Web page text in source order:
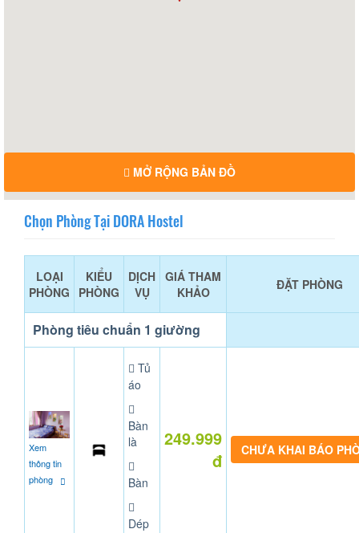
MỞ RỘNG BẢN ĐỒ
Chọn Phòng Tại DORA Hostel
LOẠI
PHÒNG
KIỂU
PHÒNG
DỊCH
VỤ
GIÁ THAM
KHẢO
ĐẶT PHÒNG
Phòng tiêu chuẩn 1 giường
Xem
thông tin
phòng
Tủ
áo
Bàn
là
Bàn
Dép
249.999
đ
CHƯA KHAI BÁO